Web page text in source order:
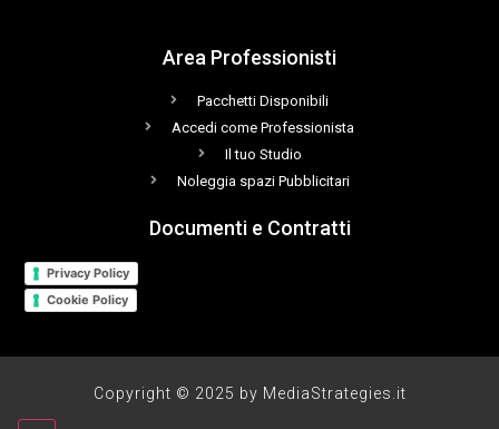
Area Professionisti
Pacchetti Disponibili
Accedi come Professionista
Il tuo Studio
Noleggia spazi Pubblicitari
Documenti e Contratti
Privacy Policy
Cookie Policy
Copyright © 2025 by MediaStrategies.it